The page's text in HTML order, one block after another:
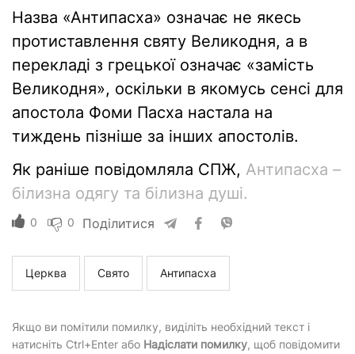
Назва «Антипасха» означає не якесь
протиставлення святу Великодня, а в
перекладі з грецької означає «замість
Великодня», оскільки в якомусь сенсі для
апостола Фоми Пасха настала на
тиждень пізніше за інших апостолів.
Як раніше повідомляла СПЖ, Антипасха –
білизна одягу та білизна душі.
0 0 Поділитися
Церква Свято Антипасха
Якщо ви помітили помилку, виділіть необхідний текст і
натисніть Ctrl+Enter або Надіслати помилку, щоб повідомити